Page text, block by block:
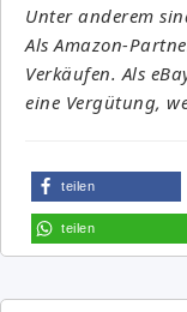
Unter anderem
Als Amazon-
Verkäufen. Als
eine Vergütung,
teilen
teilen